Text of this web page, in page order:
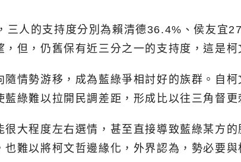
人的支持度分別為賴清德36.4%、侯友宜
但，仍舊保有近三分之一的支持度，這是柯
情勢游移，成為藍綠爭相討好的族群。自
綠難以拉開民調差距，形成比以往三角督更
大程度左右選情，甚至直接導致藍綠某方
難以將柯文哲邊緣化，外界認為，勢必要與